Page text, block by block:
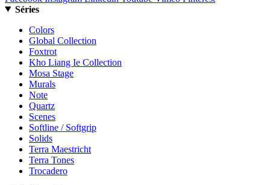
Séries
Colors
Global Collection
Foxtrot
Kho Liang Ie Collection
Mosa Stage
Murals
Note
Quartz
Scenes
Softline / Softgrip
Solids
Terra Maestricht
Terra Tones
Trocadero